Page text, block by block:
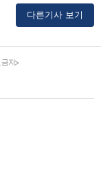
다른기사 보기
금지>